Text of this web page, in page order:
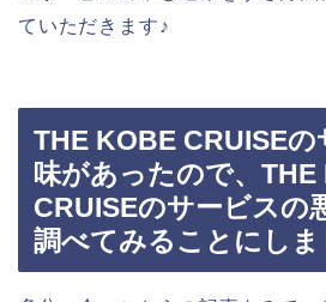
ていただきます♪
THE KOBE CRUISE
味があったので、THE
CRUISEのサービスの
調べてみることにしま